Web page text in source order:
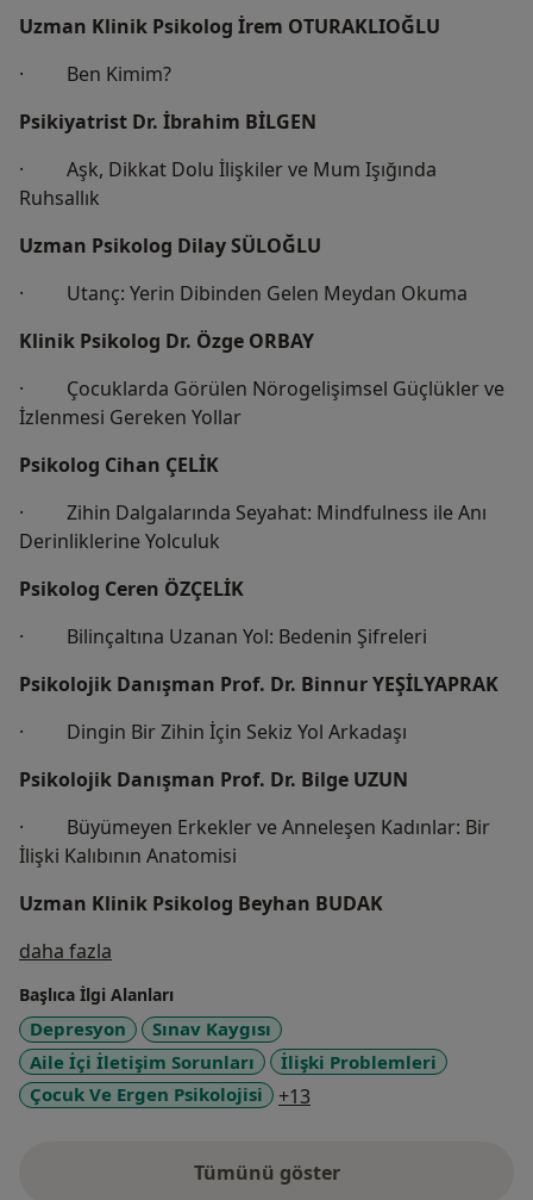
Uzman Klinik Psikolog İrem OTURAKLIOĞLU
· Ben Kimim?
Psikiyatrist Dr. İbrahim BİLGEN
· Aşk, Dikkat Dolu İlişkiler ve Mum Işığında
Ruhsallık
Uzman Psikolog Dilay SÜLOĞLU
· Utanç: Yerin Dibinden Gelen Meydan Okuma
Klinik Psikolog Dr. Özge ORBAY
· Çocuklarda Görülen Nörogelişimsel Güçlükler ve
İzlenmesi Gereken Yollar
Psikolog Cihan ÇELİK
· Zihin Dalgalarında Seyahat: Mindfulness ile Anı
Derinliklerine Yolculuk
Psikolog Ceren ÖZÇELİK
· Bilinçaltına Uzanan Yol: Bedenin Şifreleri
Psikolojik Danışman Prof. Dr. Binnur YEŞİLYAPRAK
· Dingin Bir Zihin İçin Sekiz Yol Arkadaşı
Psikolojik Danışman Prof. Dr. Bilge UZUN
· Büyümeyen Erkekler ve Anneleşen Kadınlar: Bir
İlişki Kalıbının Anatomisi
Uzman Klinik Psikolog Beyhan BUDAK
daha fazla
Başlıca İlgi Alanları
Depresyon
Sınav Kaygısı
Aile İçi İletişim Sorunları
İlişki Problemleri
Çocuk Ve Ergen Psikolojisi
+13
Tümünü gösterdeneyim hakkında